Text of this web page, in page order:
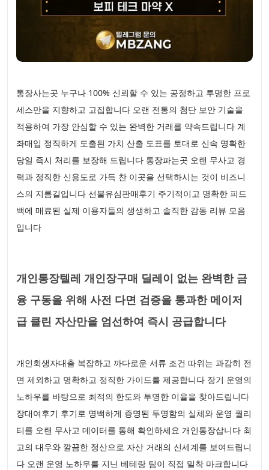
통장사는곳 누구나 100% 신뢰할 수 있는 공정하고 투명한 프로
세스만을 지향하고 고집합니다 오랜 전통의 첨단 보안 기술을
적용하여 가장 안심할 수 있는 완벽한 거래를 약속드립니다 계
좌매입 정직하게 도출된 가치 산출 도표를 토대로 신속 명확한
당일 즉시 처리를 보장해 드립니다 통장파는곳 오랜 무사고 경
력과 정직한 신용도로 가득 찬 이곳을 선택하시는 것이 비즈니
스의 지름길입니다 선불유심판매후기 주기적이고 명확한 피드
백에 매료된 실제 이용자들의 생생하고 솔직한 감동 리뷰 모음
입니다
개인통장텔레 개인장구매 딜레이 없는 완벽한 금
융 구동을 위해 사전 다면 검증을 통과한 메이저
급 클린 자산만을 엄선하여 즉시 공급합니다
개인회생자대출 복잡하고 까다로운 서류 조건 따위는 과감히 전
면 제외하고 명확하고 정직한 가이드를 제공합니다 장기 운영의
노하우를 바탕으로 최적의 한도와 투명한 이율을 찾아드립니다
장대여후기 후기로 명백하게 증명된 투명함의 실체와 운영 퀄리
티를 오랜 무사고 데이터를 통해 확인하세요 개인통장삽니다 최
고의 대우와 깔끔한 정산으로 자산 거래의 신세계를 보여드립니
다 오랜 운영 노하우를 지닌 베테랑 팀이 직접 밀착 마크합니다